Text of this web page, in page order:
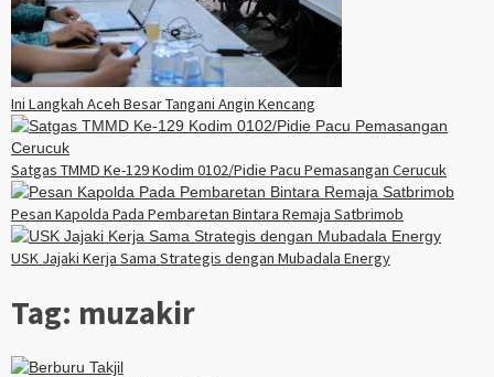
Ini Langkah Aceh Besar Tangani Angin Kencang
Satgas TMMD Ke-129 Kodim 0102/Pidie Pacu Pemasangan Cerucuk
Pesan Kapolda Pada Pembaretan Bintara Remaja Satbrimob
USK Jajaki Kerja Sama Strategis dengan Mubadala Energy
Tag: muzakir